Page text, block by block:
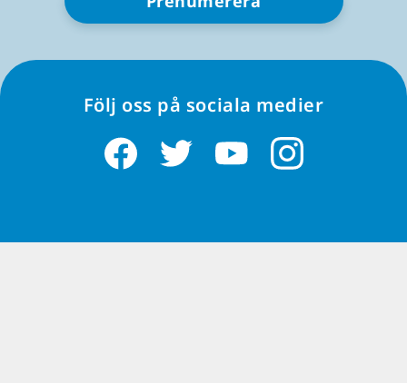
Följ oss på sociala medier